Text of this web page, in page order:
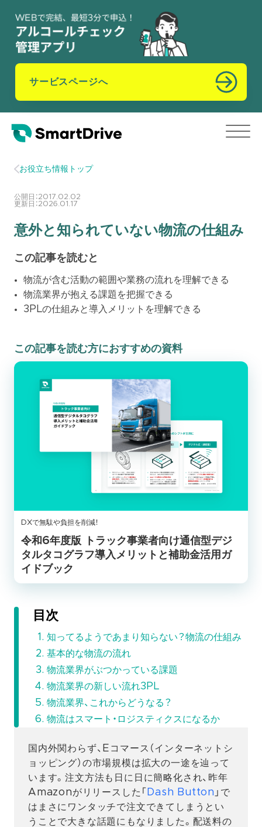
サービスページへ
お役立ち情報トップ
公開日：2017.02.02
更新日：2026.01.17
意外と知られていない物流の仕組み
この記事を読むと
物流が含む活動の範囲や業務の流れを理解できる
物流業界が抱える課題を把握できる
3PLの仕組みと導入メリットを理解できる
この記事を読む方におすすめの資料
DXで無駄や負担を削減！
令和6年度版 トラック事業者向け通信型デジ
タルタコグラフ導入メリットと補助金活用ガ
イドブック
目次
知ってるようであまり知らない？物流の仕組み
基本的な物流の流れ
物流業界がぶつかっている課題
物流業界の新しい流れ3PL
物流業界、これからどうなる？
物流はスマート・ロジスティクスになるか
国内外関わらず、Eコマース（インターネットシ
ョッピング）の市場規模は拡大の一途を辿って
います。注文方法も日に日に簡略化され、昨年
Amazonがリリースした「 Dash Button 」で
はまさにワンタッチで注文できてしまうとい
うことで大きな話題にもなりました。配送料の